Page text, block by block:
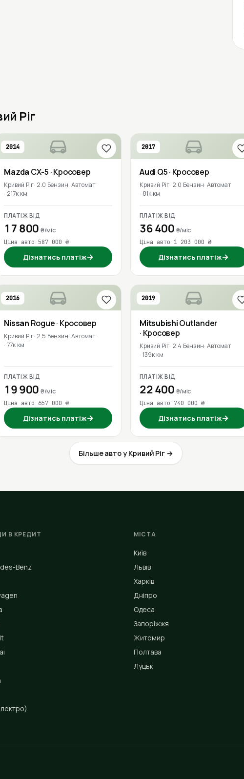
Ріг
2014
Mazda CX-5 · Кросовер
Кривий Ріг 2.0 Бензин Автомат
217к км
ПЛАТІЖ ВІД
17 800₴/міс
Ціна авто 587 000 ₴
Дізнатись платіж→
2017
Audi Q5· Кросовер
Кривий Ріг 2.0 Бензин Автомат
81к км
ПЛАТІЖ ВІД
36 400 ₴/міс
Ціна авто 1 203 000 ₴
Дізнатись платіж→
2016
Nissan Rogue· Кросовер
Кривий Ріг 2.5 Бензин Автомат
77к км
ПЛАТІЖ ВІД
19 900₴/міс
Ціна авто 657 000 ₴
Дізнатись платіж→
2019
MitsubishiOutlander
· Кросовер
Кривий Ріг 2.4 Бензин Автомат
139к км
ПЛАТІЖ ВІД
22 400 ₴/міс
Ціна авто 740 000 ₴
Дізнатись платіж→
Більше авто у Кривий Ріг →
В КРЕДИТ
Benz
МІСТА
Київ
Львів
Харків
Дніпро
Одеса
Запоріжжя
Житомир
Полтава
Луцьк